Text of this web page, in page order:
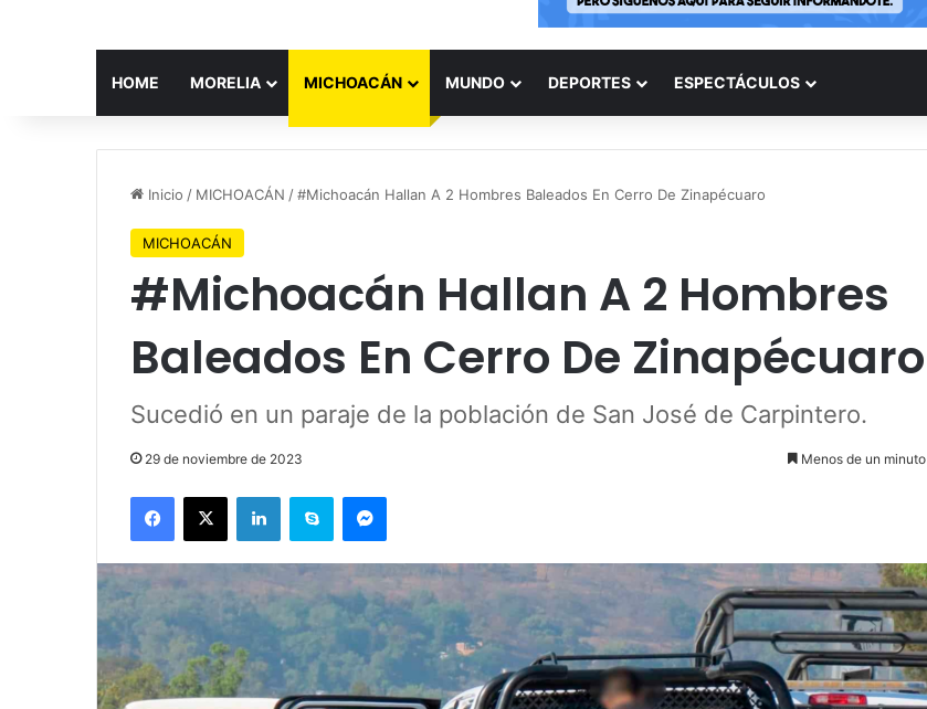
HOME MORELIA MICHOACÁN MUNDO DEPORTES ESPECTÁCULOS
Inicio / MICHOACÁN /#Michoacán Hallan A 2 Hombres Baleados En Cerro De Zinapécuaro
MICHOACÁN
#Michoacán Hallan A 2 Hombres
Baleados En Cerro De Zinapécuaro
Sucedió en un paraje de la población de San José de Carpintero.
29 de noviembre de 2023 Menos de un minuto
Facebook
X LinkedInSkype Messenger